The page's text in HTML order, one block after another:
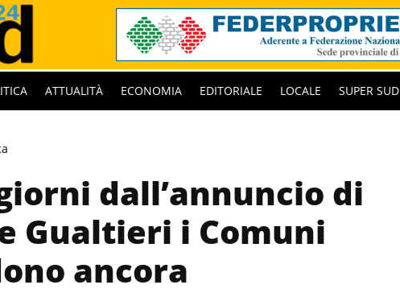
ATTUALITÀ ECONOMIA EDITORIALE LOCALE SUPER SUD
dall’annuncio di
Gualtieri i Comuni
ancora